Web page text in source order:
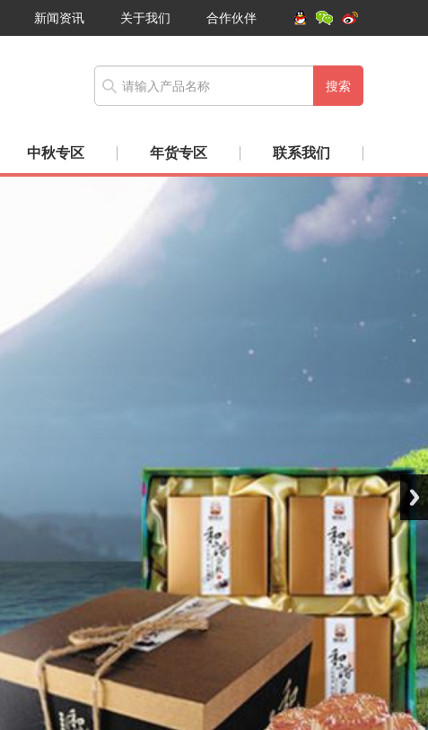
新闻资讯 关于我们 合作伙伴
搜索
中秋专区 年货专区 联系我们